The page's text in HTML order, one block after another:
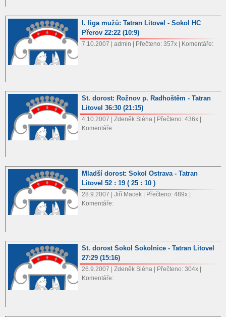
I. liga mužů: Tatran Litovel - Sokol HC
Přerov 22:22 (10:9)
7.10.2007 | admin | Přečteno: 357x | Komentáře:
St. dorost: Rožnov p. Radhoštěm - Tatran
Litovel 36:30 (21:15)
4.10.2007 | Zdeněk Sléha | Přečteno: 436x |
Komentáře:
Mladší dorost: Sokol Ostrava - Tatran
Litovel 52 : 19 ( 25 : 10 )
28.9.2007 | Jiří Macek | Přečteno: 489x |
Komentáře:
St. dorost Sokol Sokolnice - Tatran Litovel
27:29 (15:16)
26.9.2007 | Zdeněk Sléha | Přečteno: 304x |
Komentáře: